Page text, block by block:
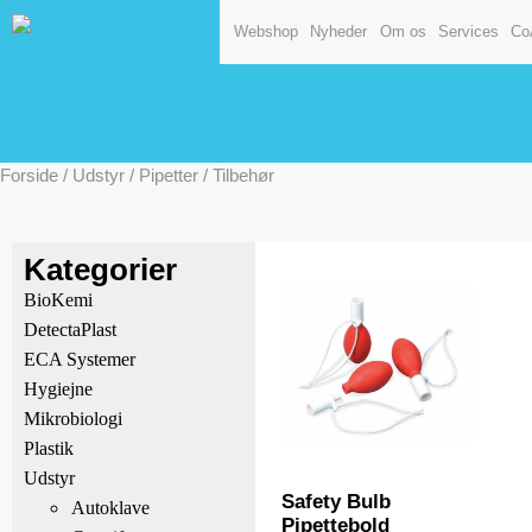
Webshop Nyheder Om os Services
Forside / Udstyr / Pipetter / Tilbehør
Kategorier
BioKemi
DetectaPlast
ECA Systemer
Hygiejne
Mikrobiologi
Plastik
Udstyr
Autoklave
Safety Bulb
Pipettebold